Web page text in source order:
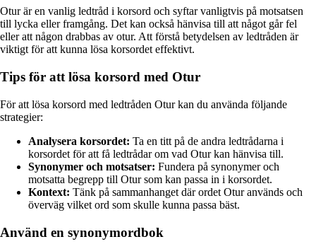
Otur är en vanlig ledtråd i korsord och syftar vanligtvis på motsatsen
till lycka eller framgång. Det kan också hänvisa till att något går fel
eller att någon drabbas av otur. Att förstå betydelsen av ledtråden är
viktigt för att kunna lösa korsordet effektivt.
Tips för att lösa korsord med Otur
För att lösa korsord med ledtråden Otur kan du använda följande
strategier:
Analysera korsordet: Ta en titt på de andra ledtrådarna i
korsordet för att få ledtrådar om vad Otur kan hänvisa till.
Synonymer och motsatser: Fundera på synonymer och
motsatta begrepp till Otur som kan passa in i korsordet.
Kontext: Tänk på sammanhanget där ordet Otur används och
överväg vilket ord som skulle kunna passa bäst.
Använd en synonymordbok